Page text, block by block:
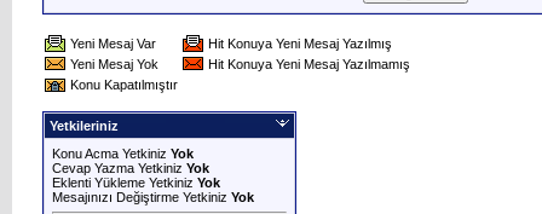
Yeni Mesaj Var
Hit Konuya Yeni Mesaj Yazılmış
Yeni Mesaj Yok
Hit Konuya Yeni Mesaj Yazılmamış
Konu Kapatılmıştır
Yetkileriniz
Konu Acma Yetkiniz Yok
Cevap Yazma Yetkiniz Yok
Eklenti Yükleme Yetkiniz Yok
Mesajınızı Değiştirme Yetkiniz Yok